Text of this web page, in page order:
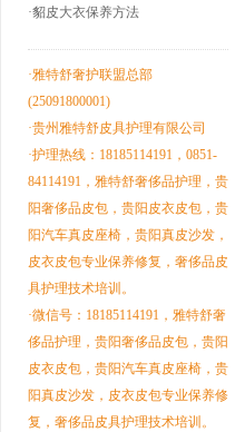
·貂皮大衣保养方法
·雅特舒奢护联盟总部
(25091800001)
·贵州雅特舒皮具护理有限公司
·护理热线：18185114191，0851-
84114191，雅特舒奢侈品护理，贵
阳奢侈品皮包，贵阳皮衣皮包，贵
阳汽车真皮座椅，贵阳真皮沙发，
皮衣皮包专业保养修复，奢侈品皮
具护理技术培训。
·微信号：18185114191，雅特舒奢
侈品护理，贵阳奢侈品皮包，贵阳
皮衣皮包，贵阳汽车真皮座椅，贵
阳真皮沙发，皮衣皮包专业保养修
复，奢侈品皮具护理技术培训。